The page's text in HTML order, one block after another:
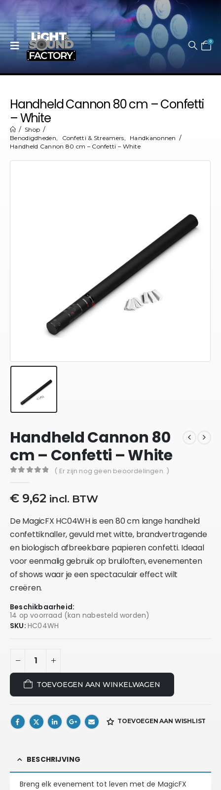
0
Handheld Cannon 80 cm – Confetti
– White
Shop
Benodigdheden, Confetti & Streamers,
Handkanonnen
Handheld Cannon 80 cm – Confetti – White
Handheld Cannon 80
cm – Confetti – White
( Er zijn nog geen beoordelingen. )
€9,62 incl. BTW
De MagicFX HC04WH is een 80 cm lange handheld
confettiknaller, gevuld met witte, brandvertragende
en biologisch afbreekbare papieren confetti. Ideaal
voor eenmalig gebruik op bruiloften, evenementen
of shows waar je een spectaculair effect wilt
creëren.
Beschikbaarheid:
14 op voorraad (kan nabesteld worden)
SKU: HC04WH
TOEVOEGEN AAN WINKELWAGEN
TOEVOEGEN AAN WISHLIST
BESCHRIJVING
Breng elk evenement tot leven met de MagicFX